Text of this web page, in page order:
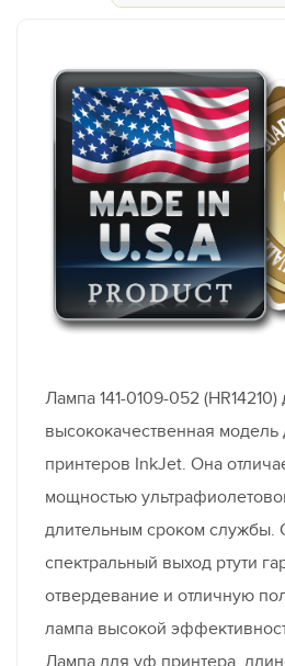
Лампа 141-0109-052
высококачественная модель
принтеров InkJet. Она
мощностью
длительным сроком службы.
спектральный выход ртути
отвердевание и отличную
лампа высокой
Лампа для уф принтера,